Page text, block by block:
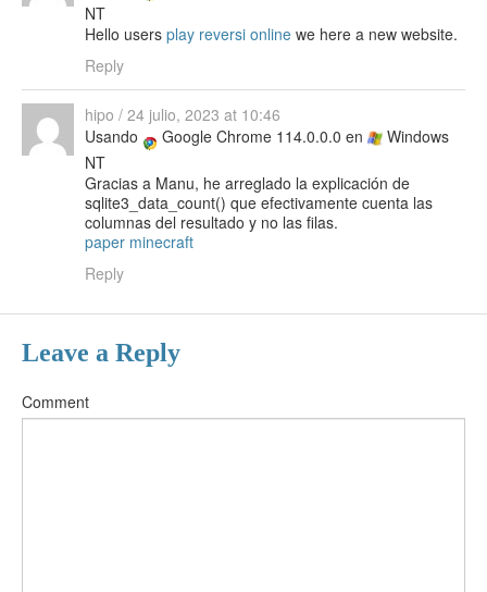
NT
Hello users play reversi online we here a new website.
Reply
hipo / 24 julio, 2023 at 10:46
Usando
Google Chrome 114.0.0.0 en
Windows
NT
Gracias a Manu, he arreglado la explicación de
sqlite3_data_count() que efectivamente cuenta las
columnas del resultado y no las filas.
paper minecraft
Reply
Leave a Reply
Comment